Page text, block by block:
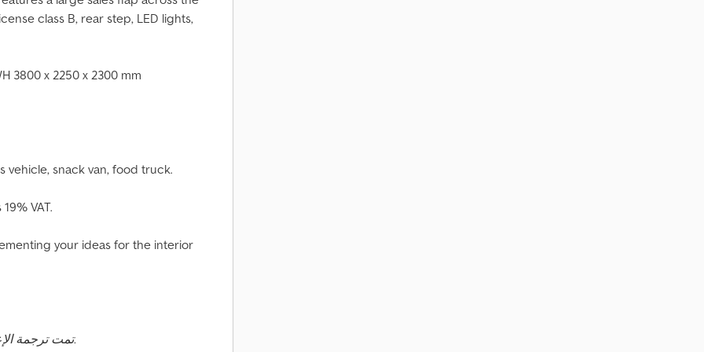
class B, rear step, LED lights,
3800 x 2250 x 2300 mm
vehicle, snack van, food truck.
VAT.
your ideas for the interior
تمت ترجمة الإعلان تلقائيًا. قد تحدث أخطاء في الترجمة.